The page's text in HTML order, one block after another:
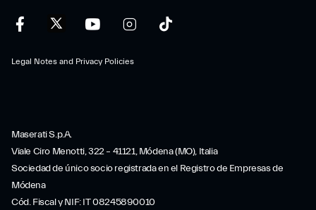
Legal Notes and Privacy Policies
Maserati S.p.A.
Viale Ciro Menotti, 322 – 41121, Módena (MO), Italia
Sociedad de único socio registrada en el Registro de Empresas de
Módena
Cód. Fiscal y NIF: IT 08245890010